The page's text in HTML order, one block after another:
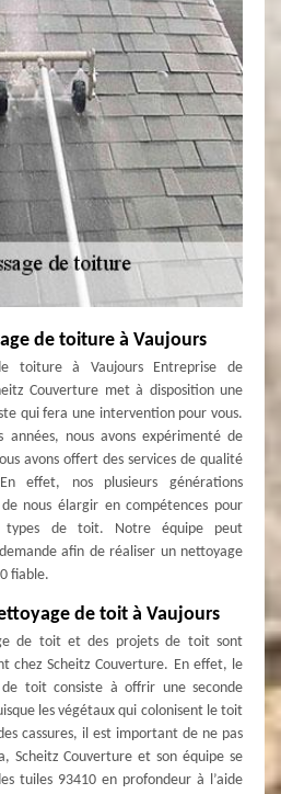
de toiture à Vaujours
toiture à Vaujours Entreprise de
Couverture met à disposition une
qui fera une intervention pour vous.
années, nous avons expérimenté de
avons offert des services de qualité
effet, nos plusieurs générations
nous élargir en compétences pour
types de toit. Notre équipe peut
afin de réaliser un nettoyage
fiable.
de toit à Vaujours
de toit et des projets de toit sont
chez Scheitz Couverture. En effet, le
de toit consiste à offrir une seconde
les végétaux qui colonisent le toit
cassures, il est important de ne pas
Scheitz Couverture et son équipe se
tuiles 93410 en profondeur à l’aide